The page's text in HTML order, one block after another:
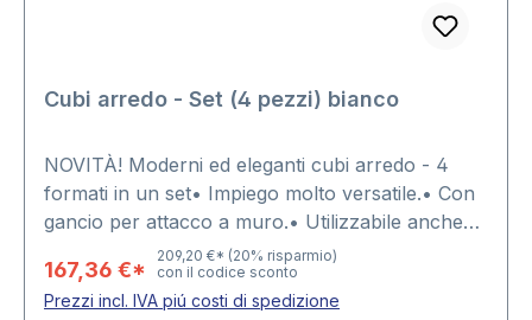
Cubi arredo - Set (4 pezzi) bianco
NOVITÀ! Moderni ed eleganti cubi arredo - 4
formati in un set• Impiego molto versatile.• Con
gancio per attacco a muro.• Utilizzabile anche
come tavolino.• Abbinabile a cubi di altri formati
e colori.• Con spigoli arrotondati.4 diversi
formati:1 x 26 x 26 x 19,5 cm1 x 31 x 31 x 19,5 cm1
167,36 €*
209,20 €* (20% risparmio)
con il codice sconto
Prezzi incl. IVA piú costi di spedizione